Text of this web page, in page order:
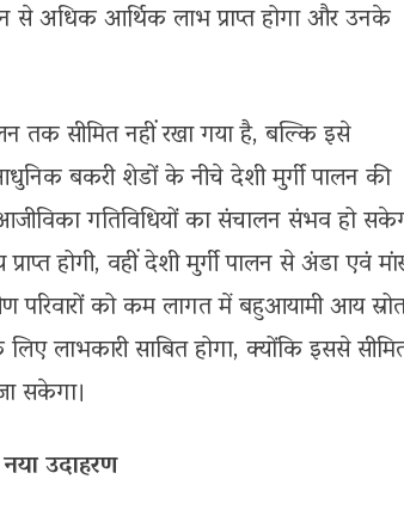
से अधिक आर्थिक लाभ प्राप्त होगा और उनके
तक सीमित नहीं रखा गया है, बल्कि इसे
बकरी शेडों के नीचे देशी मुर्गी पालन की
गतिविधियों का संचालन संभव हो
होगी, वहीं देशी मुर्गी पालन से अंडा एवं
परिवारों को कम लागत में बहुआयामी आय
लाभकारी साबित होगा, क्योंकि इससे
सकेगा।
उदाहरण